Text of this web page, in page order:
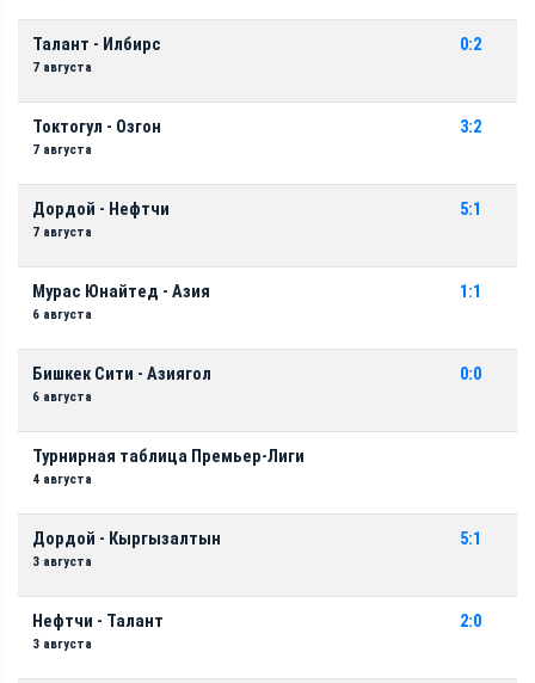
Талант - Илбирс
7 августа
0:2
Токтогул - Озгон
7 августа
3:2
Дордой - Нефтчи
7 августа
5:1
Мурас Юнайтед - Азия
6 августа
1:1
Бишкек Сити - Азиягол
6 августа
0:0
Турнирная таблица Премьер-Лиги
4 августа
Дордой - Кыргызалтын
3 августа
5:1
Нефтчи - Талант
3 августа
2:0